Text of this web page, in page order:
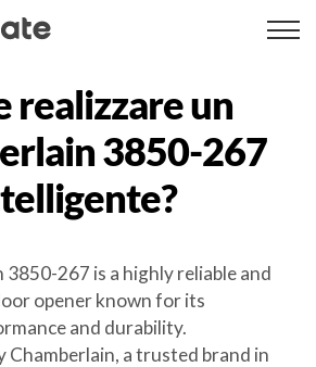
realizzare un
3850-267
3850-267 is a highly reliable and
opener known for its
and durability.
Chamberlain, a trusted brand in